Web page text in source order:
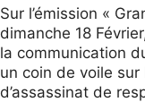
Sur l’émission «
dimanche 18
la communication
un coin de voile
d’assassinat de